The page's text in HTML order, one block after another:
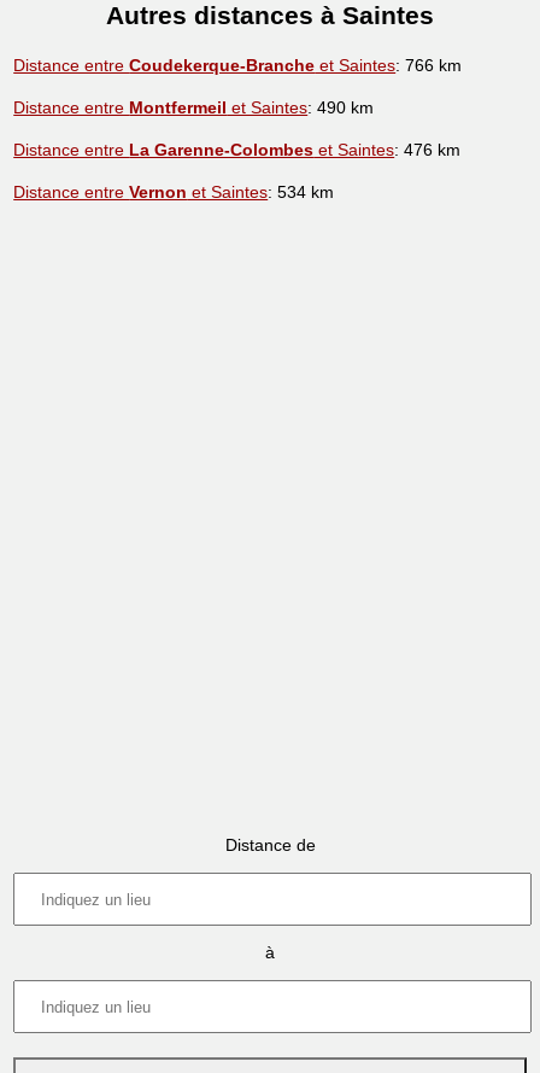
Autres distances à Saintes
Distance entreCoudekerque-Branche et Saintes: 766 km
Distance entre Montfermeil et Saintes: 490 km
Distance entre La Garenne-Colombes et Saintes: 476 km
Distance entreVernon et Saintes: 534 km
Distance de
à